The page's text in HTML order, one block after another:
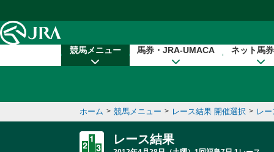
競馬メニュー 馬券・JRA-UMACA ネット馬
ホーム > 競馬メニュー > レース結果 開催選択 > レ
レース結果